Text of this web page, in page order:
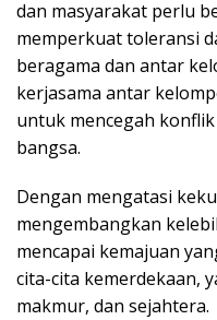
dan masyarakat perlu
memperkuat toleransi
beragama dan antar
kerjasama antar
untuk mencegah
bangsa.
Dengan mengatasi
mengembangkan
mencapai kemajuan
cita-cita kemerdekaan,
makmur, dan sejahtera.